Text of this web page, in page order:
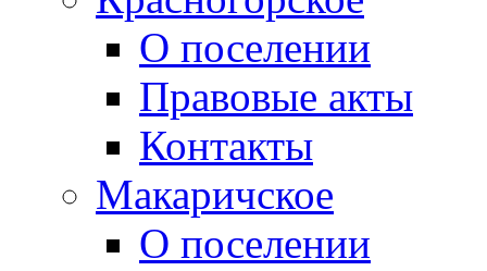
О поселении
Правовые акты
Контакты
Макаричское
О поселении